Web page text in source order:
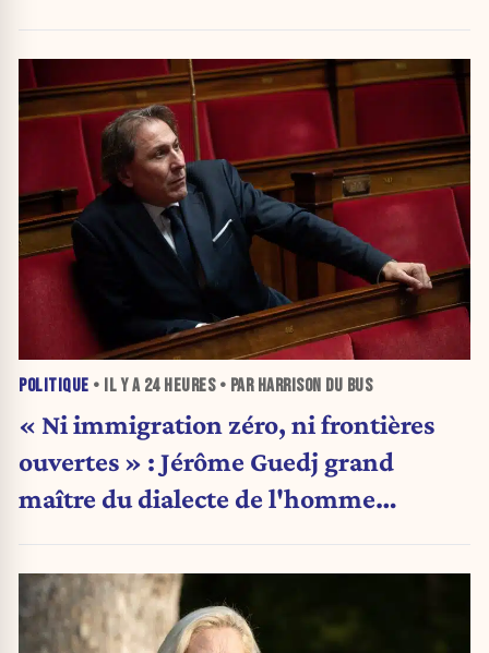
POLITIQUE • IL Y A 24 HEURES• PAR HARRISON DU BUS
« Ni immigration zéro, ni frontières
ouvertes » : Jérôme Guedj grand
maître du dialecte de l'homme